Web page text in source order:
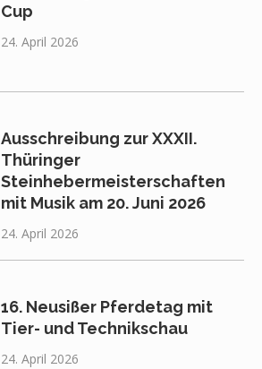
Cup
24. April 2026
Ausschreibung zur XXXII.
Thüringer
Steinhebermeisterschaften
mit Musik am 20. Juni 2026
24. April 2026
16. Neusißer Pferdetag mit
Tier- und Technikschau
24. April 2026